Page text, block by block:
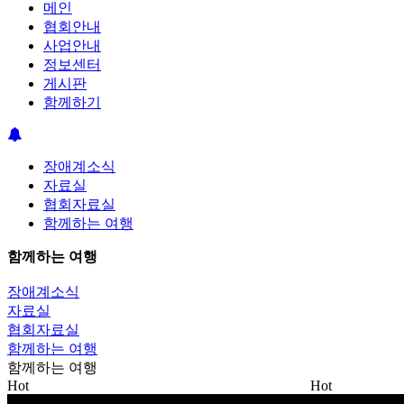
메인
협회안내
사업안내
정보센터
게시판
함께하기
장애계소식
자료실
협회자료실
함께하는 여행
함께하는 여행
장애계소식
자료실
협회자료실
함께하는 여행
함께하는 여행
Hot
Hot